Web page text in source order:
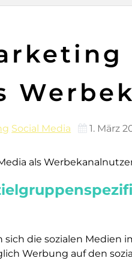
Social Media 1. März
die sozialen Medien
Werbung auf den